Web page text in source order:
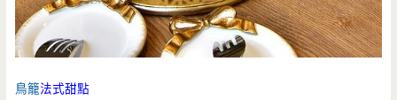
鳥籠法式甜點